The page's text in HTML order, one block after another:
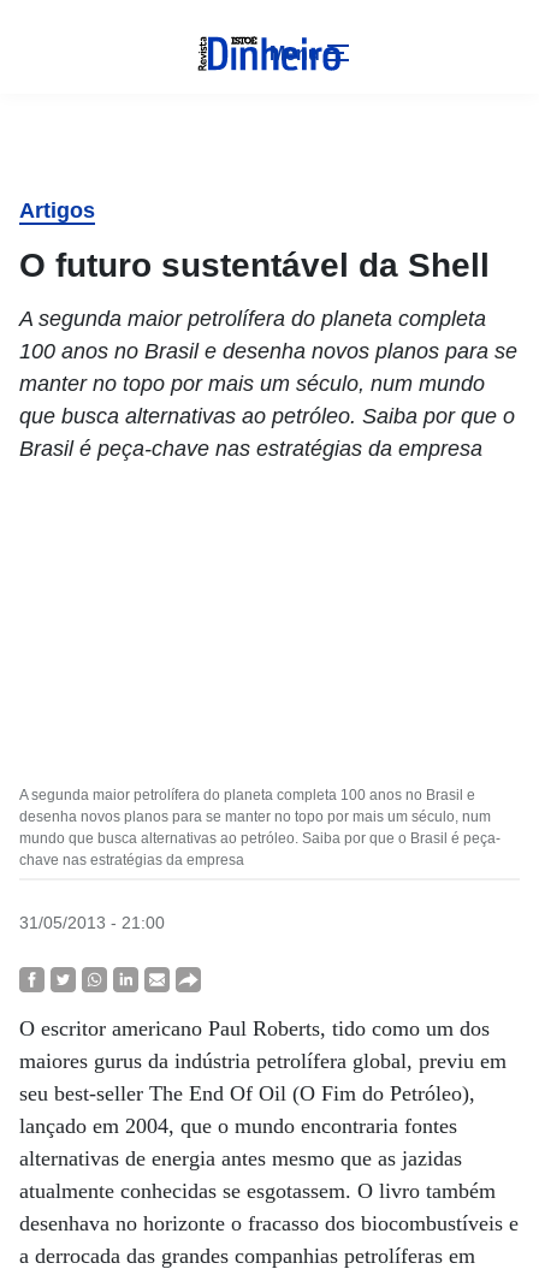
Menu
Artigos
O futuro sustentável da Shell
A segunda maior petrolífera do planeta completa
100 anos no Brasil e desenha novos planos para se
manter no topo por mais um século, num mundo
que busca alternativas ao petróleo. Saiba por que o
Brasil é peça-chave nas estratégias da empresa
A segunda maior petrolífera do planeta completa 100 anos no Brasil e
desenha novos planos para se manter no topo por mais um século, num
mundo que busca alternativas ao petróleo. Saiba por que o Brasil é peça-
chave nas estratégias da empresa
31/05/2013 - 21:00
O escritor americano Paul Roberts, tido como um dos
maiores gurus da indústria petrolífera global, previu em
seu best-seller The End Of Oil (O Fim do Petróleo),
lançado em 2004, que o mundo encontraria fontes
alternativas de energia antes mesmo que as jazidas
atualmente conhecidas se esgotassem. O livro também
desenhava no horizonte o fracasso dos biocombustíveis e
a derrocada das grandes companhias petrolíferas em